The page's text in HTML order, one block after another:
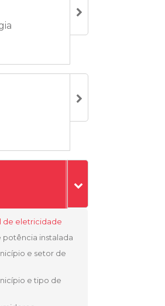
de eletricidade
potência instalada
e setor de
e tipo de